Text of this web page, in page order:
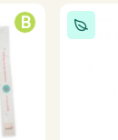
B